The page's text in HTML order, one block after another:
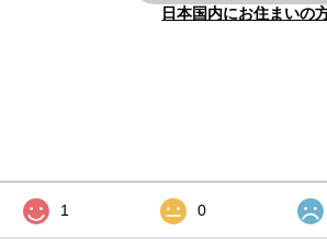
日本国内にお住まいの
1 0